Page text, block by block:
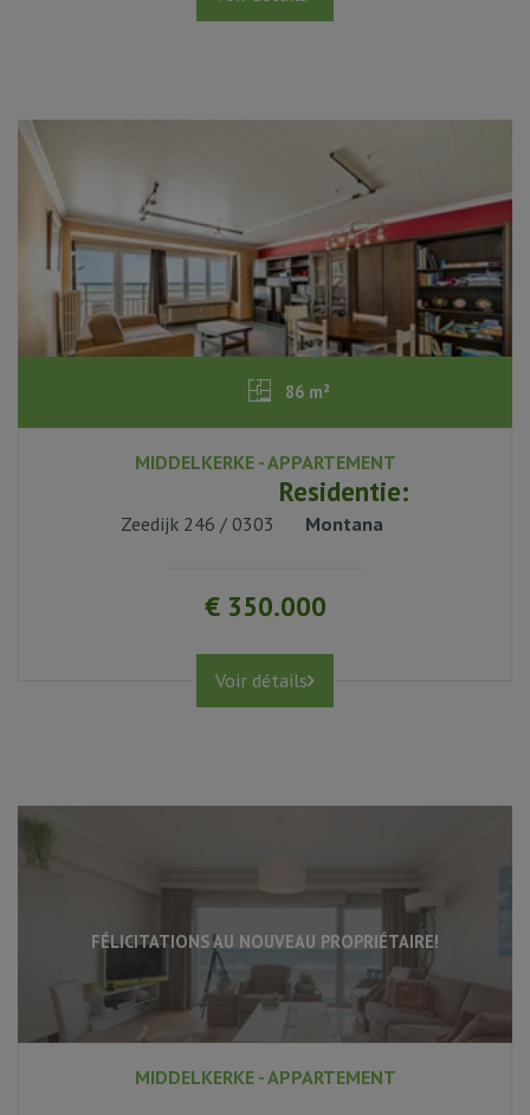
86 m²
2
1
oui
MIDDELKERKE - APPARTEMENT
Zeedijk 246 / 0303
Residentie:
Montana
€ 350.000
Voir détails
FÉLICITATIONS AU NOUVEAU PROPRIÉTAIRE!
80 m²
MIDDELKERKE - APPARTEMENT